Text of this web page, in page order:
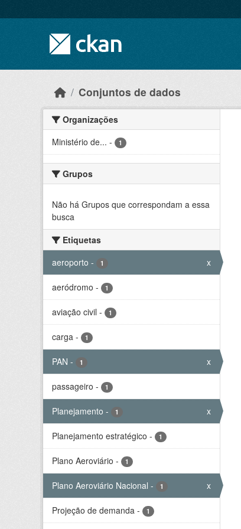
Conjuntos de dados
Organizações
Ministério de... - 1
Grupos
Não há Grupos que correspondam a essa
busca
Etiquetas
aeroporto - 1 x
aeródromo - 1
aviação civil - 1
carga - 1
PAN - 1 x
passageiro - 1
Planejamento - 1 x
Planejamento estratégico - 1
Plano Aeroviário - 1
Plano Aeroviário Nacional - 1 x
Projeção de demanda - 1